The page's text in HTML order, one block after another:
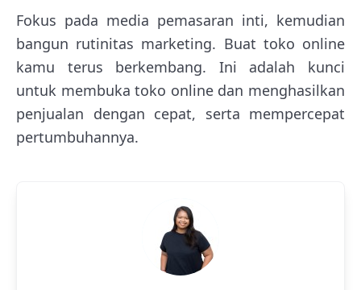
Fokus pada media pemasaran inti, kemudian
bangun rutinitas marketing. Buat toko online
kamu terus berkembang. Ini adalah kunci
untuk membuka toko online dan menghasilkan
penjualan dengan cepat, serta mempercepat
pertumbuhannya.